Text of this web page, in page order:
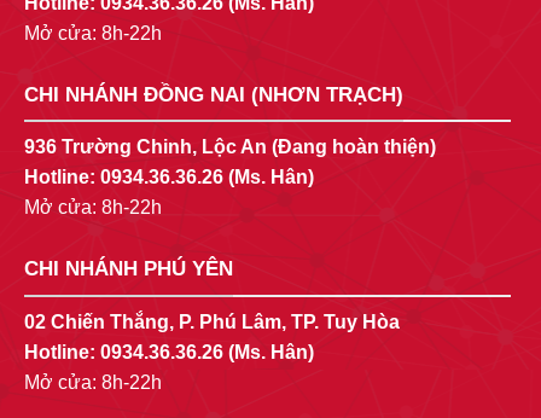
Mở cửa: 8h-22h
CHI NHÁNH ĐỒNG NAI (NHƠN TRẠCH)
936 Trường Chinh, Lộc An (Đang hoàn thiện)
Hotline: 0934.36.36.26 (Ms. Hân)
Mở cửa: 8h-22h
CHI NHÁNH PHÚ YÊN
02 Chiến Thắng, P. Phú Lâm, TP. Tuy Hòa
Hotline: 0934.36.36.26 (Ms. Hân)
Mở cửa: 8h-22h